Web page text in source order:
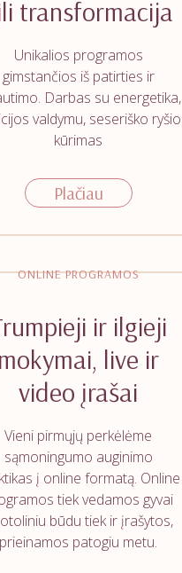
transformacija
Unikalios programos
gimstančios iš patirties ir
Darbas su energetika,
valdymu, seseriško ryšio
kūrimas
Plačiau
ONLINE PROGRAMOS
ir ilgieji
mokymai, live ir
video įrašai
Vieni pirmųjų perkėlėme
sąmoningumo auginimo
į online formatą. Online
tiek vedamos gyvai
būdu tiek ir įrašytos,
prieinamos patogiu metu.